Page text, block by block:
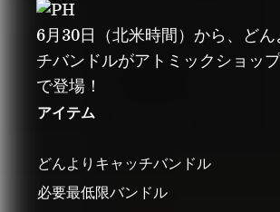
6月30日（北米時間）から、どん
チバンドルがアトミックショッ
で登場！
アイテム
どんよりキャッチバンドル
必要最低限バンドル